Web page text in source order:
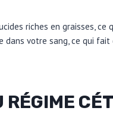
riches en graisses, ce
votre sang, ce qui
RÉGIME